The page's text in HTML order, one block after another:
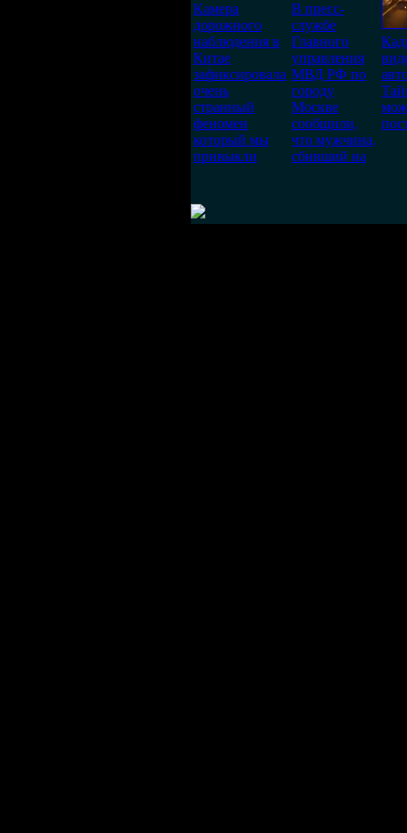
Камера
дорожного
наблюдения в
Китае
зафиксировала
очень
странный
феномен
который мы
привыкли
В пресс-
службе
Главного
управления
МВД РФ по
городу
Москве
сообщили,
что мужчина,
сбивший на